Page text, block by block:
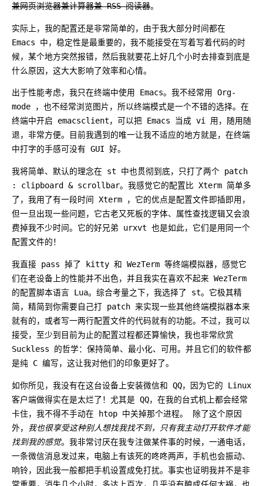
兼网页浏览器兼计算器兼 RSS 阅读器。
实际上，我的配置还是非常简单的，由于我大部分时间都在
Emacs 中，稳定性是最重要的，我不能接受在写着写着代码的时
候，某个地方突然报错，然后我就要花上好几个小时去排查到底是
什么原因，这大大影响了效率和心情。
出于性能考虑，我只在终端中使用 Emacs。我不经常用 Org-
mode ，也不经常浏览图片，所以终端模式是一个不错的选择。在
终端中开启 emacsclient，可以把 Emacs 当成 vi 用，随用随
退，非常方便。目前我遇到的唯一让我不适应的地方就是，在终端
中打字的手感可没有 GUI 好。
我将简单、默认的理念在 st 中也贯彻到底，只打了两个 patch
: clipboard & scrollbar。我感觉它的配置比 Xterm 简单多
了，我用了有一段时间 Xterm ，它的优点是配置文件即插即用，
但一旦出现一些问题，它古老又死板的字体、属性查找逻辑又会浪
费掉我不少时间。它的好兄弟 urxvt 也是如此，它们是用同一个
配置文件的！
我直接 pass 掉了 kitty 和 WezTerm 等终端模拟器，感觉它
们在老设备上的性能并不出色，并且我实在喜欢不起来 WezTerm
的配置脚本语言 Lua。综合考量之下，我选择了 st。它极其精
简，精简到你需要自己打 patch 来实现一些其他终端模拟器本来
就有的，或者写一两行配置文件的代码就有的功能。不过，我可以
接受，至少到目前为止的配置过程都还算愉快，我也非常欣赏
Suckless 的哲学：保持简单、最小化、可用。并且它们的软件都
是纯 C 编写，这让我对他们的印象更好了。
如你所见，我没有在这台设备上安装微信和 QQ，因为它的 Linux
客户端做得实在是太烂了！尤其是 QQ，在我的台式机上都会经常
卡住，我不得不手动在 htop 中关掉那个进程。 除了这个原因
外， 我也很享受这种别人想找我找不到，只有我主动打开软件才能
找到我的感觉。我非常讨厌在我专注做某件事的时候，一通电话，
一条微信消息发过来，电脑上有该死的咚咚两声，手机也会振动、
响铃，因此我一般都把手机设置成免打扰。事实也证明我并不是非
常重要，消失几个小时，多达上百次，几乎没有酿成任何大祸，也